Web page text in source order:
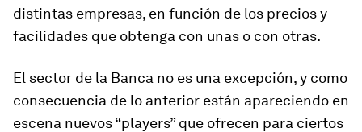
distintas empresas, en función de los precios y
facilidades que obtenga con unas o con otras.
El sector de la Banca no es una excepción, y como
consecuencia de lo anterior están apareciendo en
escena nuevos “players” que ofrecen para ciertos